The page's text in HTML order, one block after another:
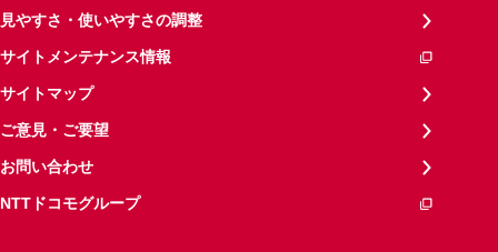
見やすさ・使いやすさの調整
サイトメンテナンス情報
サイトマップ
ご意見・ご要望
お問い合わせ
NTTドコモグループ